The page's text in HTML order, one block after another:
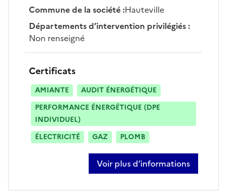
Commune de la société:Hauteville
Départements d’intervention privilégiés:
Non renseigné
Certificats
AMIANTE
AUDIT ÉNERGÉTIQUE
PERFORMANCE ÉNERGÉTIQUE (DPE
INDIVIDUEL)
ÉLECTRICITÉ
GAZ PLOMB
Voir plus d’informations
sur philippe blary